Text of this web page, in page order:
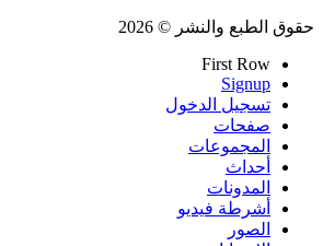
حقوق الطبع والنشر © 2026
First Row
Signup
تسجيل الدخول
صفحات
المجموعات
أحداث
المدونات
أشرطة فيديو
الصور